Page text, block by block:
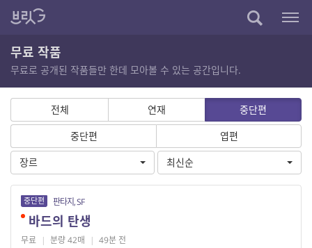
무료 작품
무료로 공개된 작품들만 한데 모아볼 수 있는 공간입니다.
전체 연재
중단편
중단편
엽편
장르
최신순
중단편 판타지, SF
바드의 탄생
무료 | 분량 42매 | 49분 전